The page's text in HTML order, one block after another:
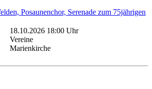
Posaunenchor, Serenade zum 75jährigen
18.10.2026 18:00 Uhr
Vereine
Marienkirche